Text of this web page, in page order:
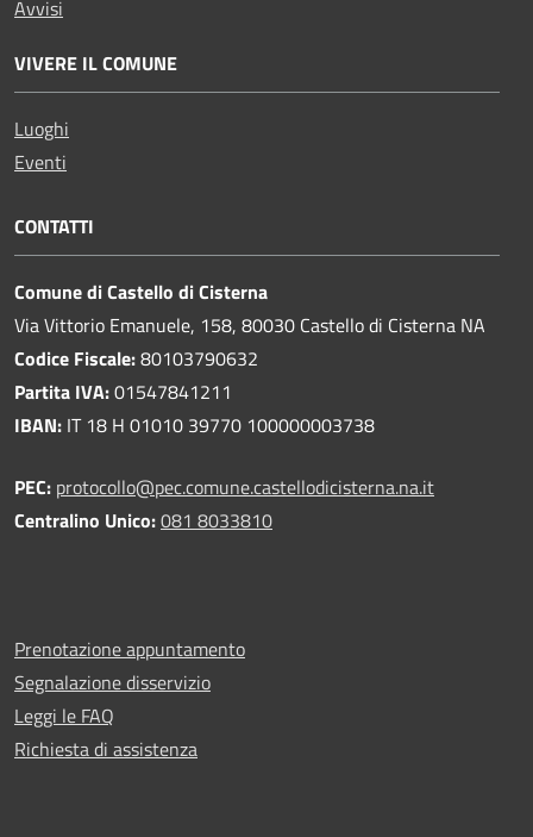
Avvisi
VIVERE IL COMUNE
Luoghi
Eventi
CONTATTI
Comune di Castello di Cisterna
Via Vittorio Emanuele, 158, 80030 Castello di Cisterna NA
Codice Fiscale:80103790632
Partita IVA:01547841211
IBAN: IT 18 H 01010 39770 100000003738
PEC: protocollo@pec.comune.castellodicisterna.na.it
Centralino Unico:081 8033810
Prenotazione appuntamento
Segnalazione disservizio
Leggi le FAQ
Richiesta di assistenza